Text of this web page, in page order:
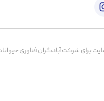
شرکت آبادگران فناوری حیوانات